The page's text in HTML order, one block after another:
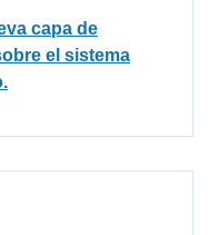
capa de
el sistema